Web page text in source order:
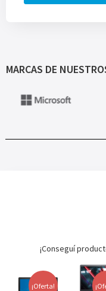
MARCAS DE
¡Conseguí
¡Oferta!